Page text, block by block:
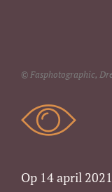
© Fasphotographic,
Op 14 april